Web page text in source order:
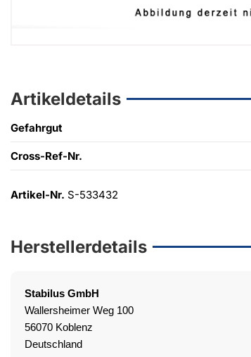
Artikeldetails
Gefahrgut
Cross-Ref-Nr.
Artikel-Nr. S-533432
Herstellerdetails
Stabilus GmbH
Wallersheimer Weg 100
56070 Koblenz
Deutschland